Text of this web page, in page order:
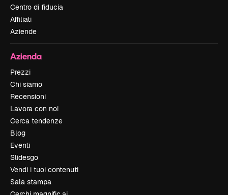
Centro di fiducia
Affiliati
Aziende
Azienda
Prezzi
Chi siamo
Recensioni
Lavora con noi
Cerca tendenze
Blog
Eventi
Slidesgo
Vendi i tuoi contenuti
Sala stampa